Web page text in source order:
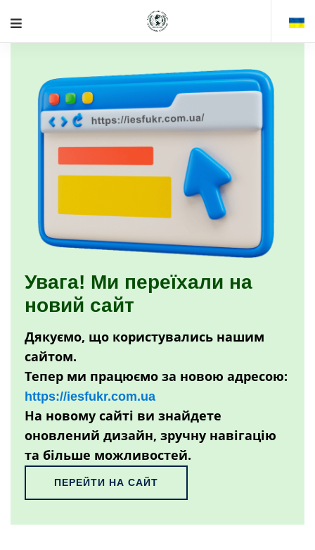
Увага! Ми переїхали на
новий сайт
Дякуємо, що користувались нашим
сайтом.
Тепер ми працюємо за новою адресою:
https://iesfukr.com.ua
На новому сайті ви знайдете
оновлений дизайн, зручну навігацію
та більше можливостей.
ПЕРЕЙТИ НА САЙТ